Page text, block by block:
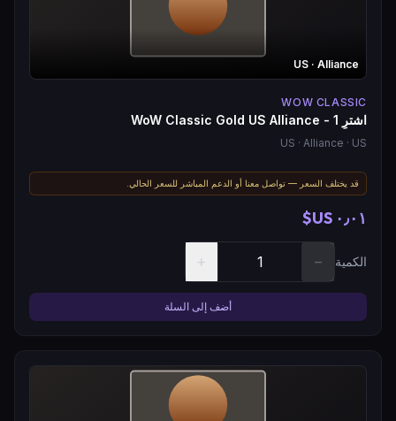
US · Alliance
WOW CLASSIC
اشترِ WoW Classic Gold US Alliance - 1
US · Alliance · US
قد يختلف السعر — تواصل معنا أو الدعم المباشر للسعر الحالي.
٠٫٠١ US$
الكمية −
+
أضف إلى السلة